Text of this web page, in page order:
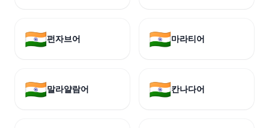
🇮🇳펀자브어 🇮🇳마라티어
🇮🇳말라얄람어 🇮🇳칸나다어